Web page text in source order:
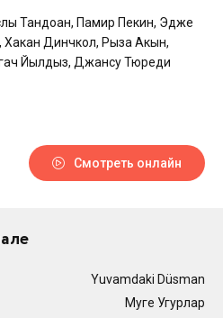
Тандоан, Памир Пекин, Эдже
Хакан Динчкол, Рыза Акын,
Йылдыз, Джансу Тюреди
Смотреть онлайн
Yuvamdaki Düsman
Муге Угурлар